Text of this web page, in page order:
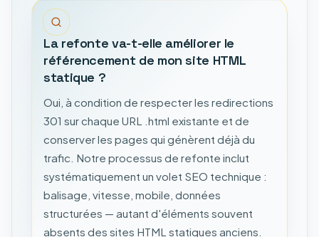
La refonte va-t-elle améliorer le
référencement de mon site HTML
statique ?
Oui, à condition de respecter les redirections
301 sur chaque URL .html existante et de
conserver les pages qui génèrent déjà du
trafic. Notre processus de refonte inclut
systématiquement un volet SEO technique :
balisage, vitesse, mobile, données
structurées — autant d'éléments souvent
absents des sites HTML statiques anciens.